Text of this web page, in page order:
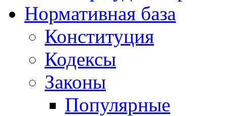
Нормативная база
Конституция
Кодексы
Законы
Популярные